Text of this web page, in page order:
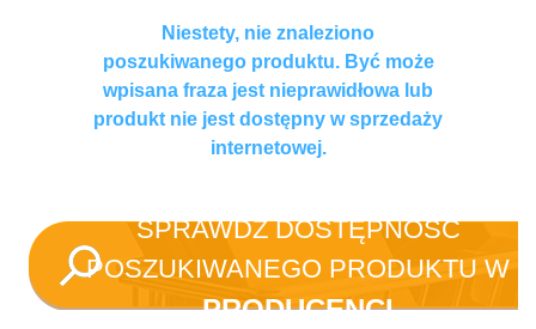
Niestety, nie znaleziono
poszukiwanego produktu. Być może
wpisana fraza jest nieprawidłowa lub
produkt nie jest dostępny w sprzedaży
internetowej.
SPRAWDŹ DOSTĘPNOŚĆ
POSZUKIWANEGO PRODUKTU W
PRODUCENCI